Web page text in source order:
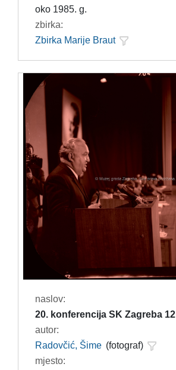
oko 1985. g.
zbirka:
Zbirka Marije Braut
naslov:
20. konferencija SK Zagreba 12
autor:
Radovčić, Šime (fotograf)
mjesto: